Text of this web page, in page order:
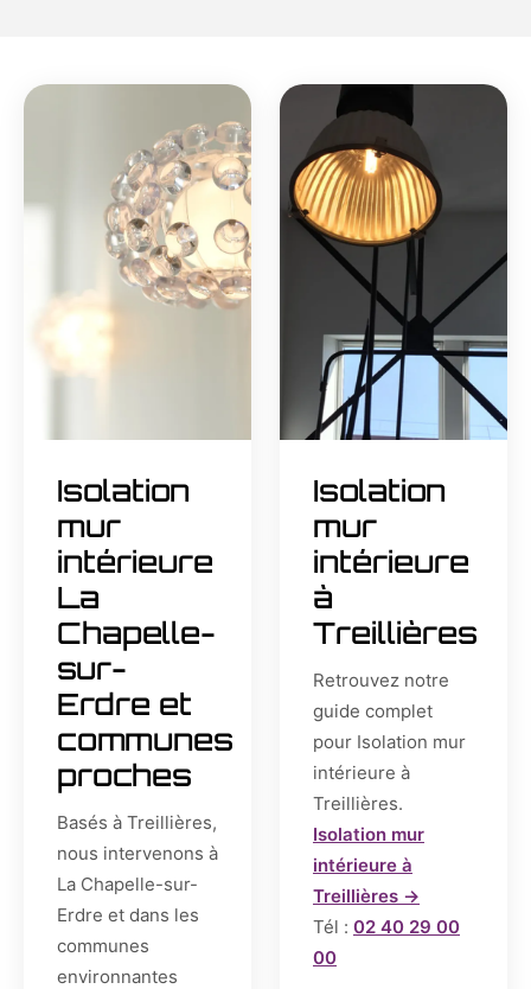
Isolation
mur
intérieure
La
Chapelle-
sur-
Erdre et
communes
proches
Basés à Treillières,
nous intervenons à
La Chapelle-sur-
Erdre et dans les
communes
environnantes
Isolation
mur
intérieure
à
Treillières
Retrouvez notre
guide complet
pour Isolation mur
intérieure à
Treillières.
Isolation mur
intérieure à
Treillières →
Tél : 02 40 29 00
00